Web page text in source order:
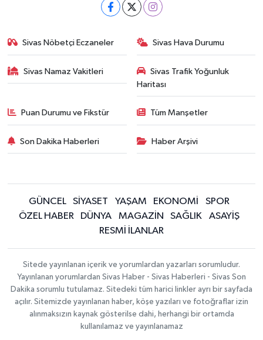
Sivas Nöbetçi Eczaneler Sivas Hava Durumu
Sivas Namaz Vakitleri
Sivas Trafik Yoğunluk
Haritası
Puan Durumu ve Fikstür Tüm Manşetler
Son Dakika Haberleri Haber Arşivi
GÜNCEL SİYASET YAŞAM EKONOMİ
SPOR
ÖZEL HABER
DÜNYA MAGAZİN SAĞLIK
ASAYİŞ
RESMİ İLANLAR
Sitede yayınlanan içerik ve yorumlardan yazarları sorumludur.
Yayınlanan yorumlardan Sivas Haber - Sivas Haberleri - Sivas Son
Dakika sorumlu tutulamaz. Sitedeki tüm harici linkler ayrı bir sayfada
açılır. Sitemizde yayınlanan haber, köşe yazıları ve fotoğraflar izin
alınmaksızın kaynak gösterilse dahi, herhangi bir ortamda
kullanılamaz ve yayınlanamaz